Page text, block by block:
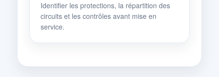
Identifier les protections, la répartition des
circuits et les contrôles avant mise en
service.